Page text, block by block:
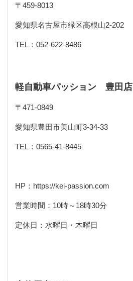
〒 459-8013
愛知県名古屋市緑区高根山2-202
TEL ： 052-622-8486
軽自動車パッション 豊田店
〒 471-0849
愛知県豊田市美山町3-34-33
TEL ： 0565-41-8445
HP ： https://kei-passion.com
営業時間： 10時～ 18時30分
定休日：水曜日・木曜日